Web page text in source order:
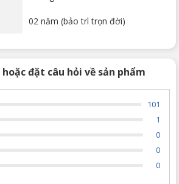
02 năm (bảo trì trọn đời)
đặt câu hỏi về sản phẩm
101
1
0
0
0